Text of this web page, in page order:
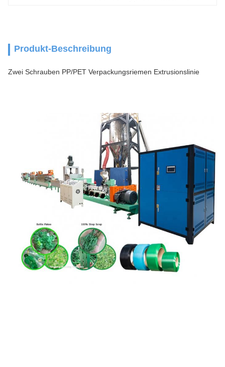
Produkt-Beschreibung
Zwei Schrauben PP/PET Verpackungsriemen Extrusionslinie